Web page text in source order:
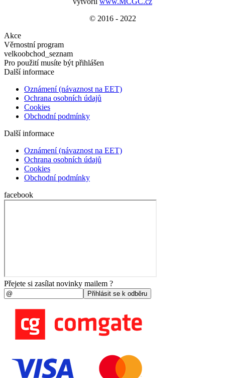
© 2016 - 2022
Akce
Věrnostní program
velkoobchod_seznam
Pro použití musíte být přihlášen
Další informace
Oznámení (návaznost na EET)
Ochrana osobních údajů
Cookies
Obchodní podmínky
Další informace
Oznámení (návaznost na EET)
Ochrana osobních údajů
Cookies
Obchodní podmínky
facebook
Přejete si zasílat novinky mailem ?